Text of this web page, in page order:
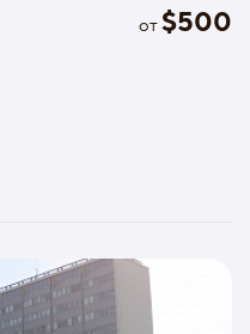
от$500